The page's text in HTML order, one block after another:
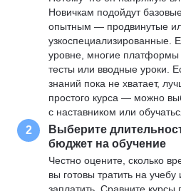
Новичкам подойдут
опытным — продвинутые
узкоспециализированные.
уровне, многие
тесты или вводные уроки.
знаний пока не хватает,
простого курса — можно
с наставником или
2
Выберите
бюджет на обучение
Честно оцените, сколько
вы готовы тратить на учебу